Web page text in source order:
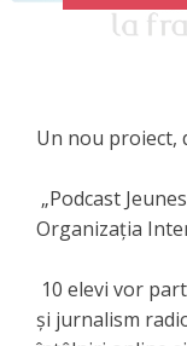
Un nou proiect,
„Podcast
Organizația
10 elevi vor
și jurnalism